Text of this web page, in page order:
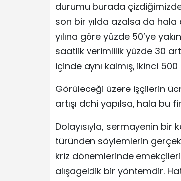
durumu burada
son bir yılda azalsa da hala
yılına göre yüzde 50’ye
saatlik verimlilik yüzde 30
içinde aynı kalmış, ikinci
Görüleceği üzere işçilerin
artışı dahi yapılsa, hala bu
Dolayısıyla, sermayenin
türünden söylemlerin
kriz dönemlerinde
alışageldik bir yöntemdir.